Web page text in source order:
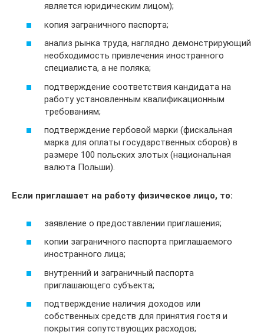
является юридическим лицом);
копия заграничного паспорта;
анализ рынка труда, наглядно демонстрирующий
необходимость привлечения иностранного
специалиста, а не поляка;
подтверждение соответствия кандидата на
работу установленным квалификационным
требованиям;
подтверждение гербовой марки (фискальная
марка для оплаты государственных сборов) в
размере 100 польских злотых (национальная
валюта Польши).
Если приглашает на работу физическое лицо, то:
заявление о предоставлении приглашения;
копии заграничного паспорта приглашаемого
иностранного лица;
внутренний и заграничный паспорта
приглашающего субъекта;
подтверждение наличия доходов или
собственных средств для принятия гостя и
покрытия сопутствующих расходов;